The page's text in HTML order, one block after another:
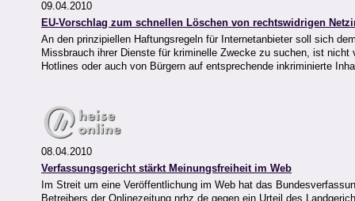
09.04.2010
EU-Vorschlag zum schnellen Löschen von rechtswidrigen
An den prinzipiellen Haftungsregeln für Internetanbieter soll sich
Missbrauch ihrer Dienste für kriminelle Zwecke zu suchen, ist
Hotlines oder auch von Bürgern auf entsprechende inkriminierte
08.04.2010
Verfassungsgericht stärkt Meinungsfreiheit im Web
Im Streit um eine Veröffentlichung im Web hat das
Betreibers der Onlinezeitung nrhz.de gegen ein Urteil des